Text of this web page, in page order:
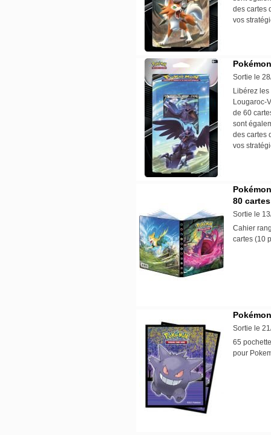
des cartes
vos
Sortie le
Libérez
Lougaroc-
de 60
sont
des cartes
vos
80 cartes
Sortie le
Cahier
cartes (10
Sortie le
65
pour